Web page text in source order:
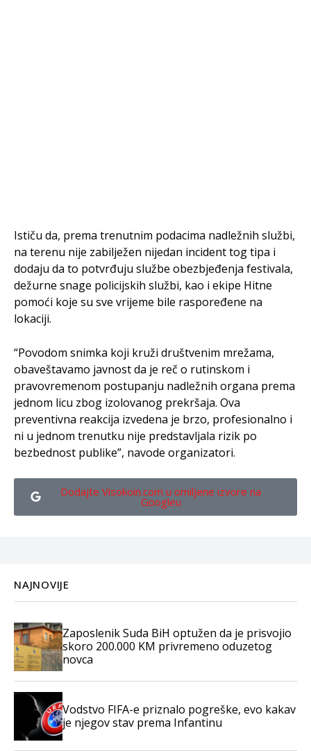
Ističu da, prema trenutnim podacima nadležnih službi,
na terenu nije zabilježen nijedan incident tog tipa i
dodaju da to potvrđuju službe obezbjeđenja festivala,
dežurne snage policijskih službi, kao i ekipe Hitne
pomoći koje su sve vrijeme bile raspoređene na
lokaciji.
“Povodom snimka koji kruži društvenim mrežama,
obaveštavamo javnost da je reč o rutinskom i
pravovremenom postupanju nadležnih organa prema
jednom licu zbog izolovanog prekršaja. Ova
preventivna reakcija izvedena je brzo, profesionalno i
ni u jednom trenutku nije predstavljala rizik po
bezbednost publike”, navode organizatori.
Dodajte Visokoin.com u omiljene izvore na
Googleu
NAJNOVIJE
Zaposlenik Suda BiH optužen da je prisvojio
skoro 200.000 KM privremeno oduzetog
novca
Vodstvo FIFA-e priznalo pogreške, evo kakav
je njegov stav prema Infantinu